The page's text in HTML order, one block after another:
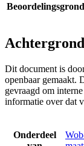
Achtergrond
Dit document is
openbaar gemaakt.
gevraagd om
informatie over dat
Onderdeel